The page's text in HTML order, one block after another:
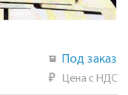
Под заказ
₽ Цена с НДС